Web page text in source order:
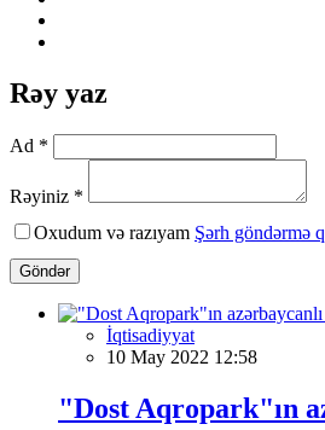
Rəy yaz
Ad *
Rəyiniz *
Oxudum və razıyam Şərh göndərmə
Göndər
İqtisadiyyat
10 May 2022 12:58
"Dost Aqropark"ın